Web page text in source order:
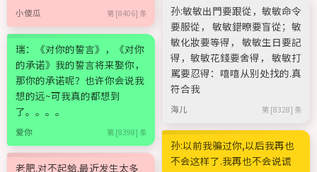
小傻瓜 第 [8406] 条
瑞：《对你的誓言》，《对你
的承诺》我的誓言将来娶你，
那你的承诺呢？也许你会说我
想的远~可我真的都想到
了。。。。
爱你 第 [8398] 条
老肥.对不起蛤.最近发生太多
孙:敏敏出門要跟從，敏敏命令
要服從， 敏敏錯暸要盲從；敏
敏化妝要等得， 敏敏生日要記
得，敏敏花錢要舍得， 敏敏打
罵要忍得：嘻嘻从别处找的.真
符合我
海儿 第 [8328] 条
孙:以前我骗过你,以后我再也
不会这样了.我再也不会说谎